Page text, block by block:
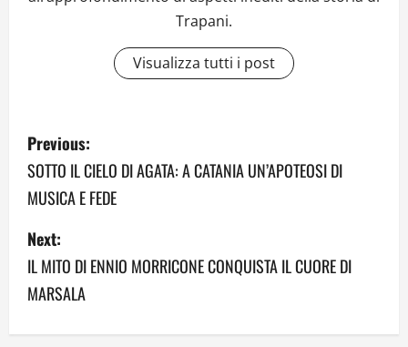
Trapani.
Visualizza tutti i post
P
o
s
t
n
a
Previous:
SOTTO IL CIELO DI AGATA: A CATANIA UN’APOTEOSI DI
MUSICA E FEDE
Next:
IL MITO DI ENNIO MORRICONE CONQUISTA IL CUORE DI
MARSALA